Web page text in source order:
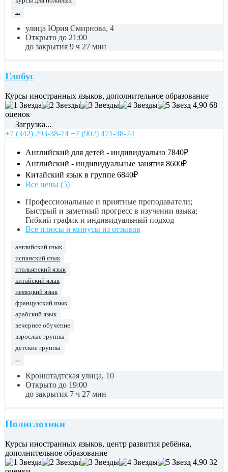
улица Юрия Смирнова, 4
Открыто до 21:00
до закрытия 9 ч 27 мин
Глобус
Курсы иностранных языков, дополнительное образование
4,90 68
оценок
Загрузка...
+7 (342) 293-38-74 +7 (902) 471-38-74
Английский для детей - индивидуально 7840₽
Английский - индивидуальные занятия 8600₽
Китайский язык в группе 6840₽
Все цены (5)
Профессиональные и приятные преподаватели;
Быстрый и заметный прогресс в изучении языка;
Гибкий график и индивидуальный подход
Все плюсы и минусы из отзывов
английский язык
испанский язык
итальянский язык
китайский язык
немецкий язык
французский язык
арабский язык
вечернее обучение
взрослые группы
детские группы
...
Кронштадтская улица, 10
Открыто до 19:00
до закрытия 7 ч 27 мин
Полиглотики
Курсы иностранных языков, центр развития ребёнка,
дополнительное образование
4,90 32